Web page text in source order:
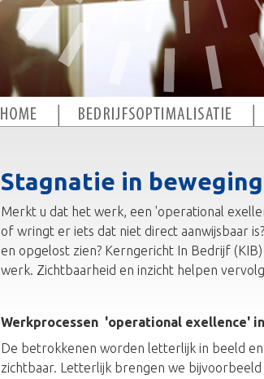
Stagnatie in beweging
Merkt u dat het werk, een 'operational
of wringt er iets dat niet direct aanwijsbaar
en opgelost zien? Kerngericht In Bedrijf
werk. Zichtbaarheid en inzicht helpen
Werkprocessen 'operational exellence'
De betrokkenen worden letterlijk in beeld
zichtbaar. Letterlijk brengen we